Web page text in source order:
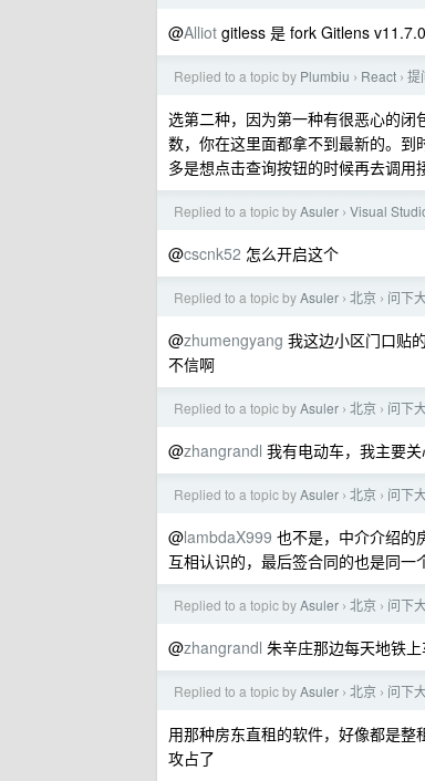
@Alliot gitless 是 fork Gitlens
Replied to a topic by Plumbiu › React › 提
选第二种，因为第一种有很恶心的
数，你在这里面都拿不到最新的。
多是想点击查询按钮的时候再去调
Replied to a topic byAsuler › Visual
@cscnk52 怎么开启这个
Replied to a topic byAsuler › 北京 › 问下
@zhumengyang 我这边小区门口贴
不信啊
Replied to a topic byAsuler › 北京 › 问下
@zhangrandl 我有电动车，我主要
Replied to a topic byAsuler › 北京 › 问下
@lambdaX999 也不是，中介介绍的
互相认识的，最后签合同的也是同
Replied to a topic byAsuler › 北京 › 问下
@zhangrandl 朱辛庄那边每天地铁
Replied to a topic byAsuler › 北京 › 问下
用那种房东直租的软件，好像都是
攻占了